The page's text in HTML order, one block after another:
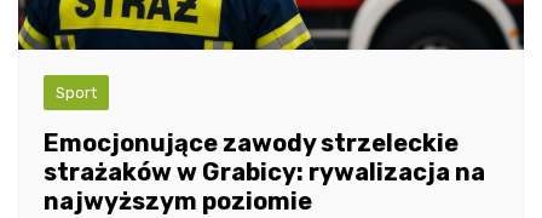
Sport
Emocjonujące zawody strzeleckie
strażaków w Grabicy: rywalizacja na
najwyższym poziomie